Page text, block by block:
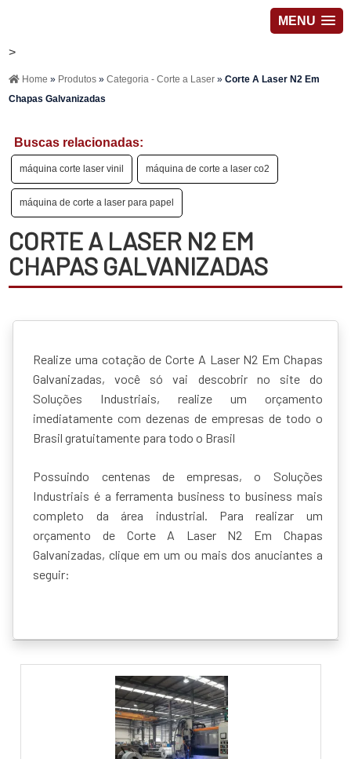
MENU
>
Home » Produtos»Categoria - Corte a Laser»Corte A Laser N2 Em
Chapas Galvanizadas
Buscas relacionadas:
máquina corte laser vinil máquina de corte a laser co2
máquina de corte a laser para papel
CORTE A LASER N2 EM
CHAPAS GALVANIZADAS
Realize uma cotação de Corte A Laser N2 Em Chapas
Galvanizadas, você só vai descobrir no site do
Soluções Industriais, realize um orçamento
imediatamente com dezenas de empresas de todo o
Brasil gratuitamente para todo o Brasil
Possuindo centenas de empresas, o Soluções
Industriais é a ferramenta business to business mais
completo da área industrial. Para realizar um
orçamento de Corte A Laser N2 Em Chapas
Galvanizadas, clique em um ou mais dos anuciantes a
seguir: